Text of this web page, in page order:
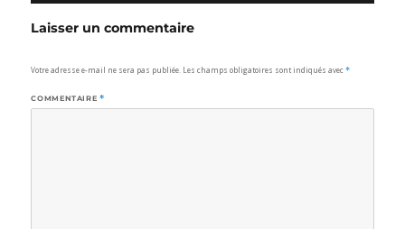
Laisser un commentaire
Votre adresse e-mail ne sera pas publiée. Les champs obligatoires sont indiqués avec*
COMMENTAIRE *